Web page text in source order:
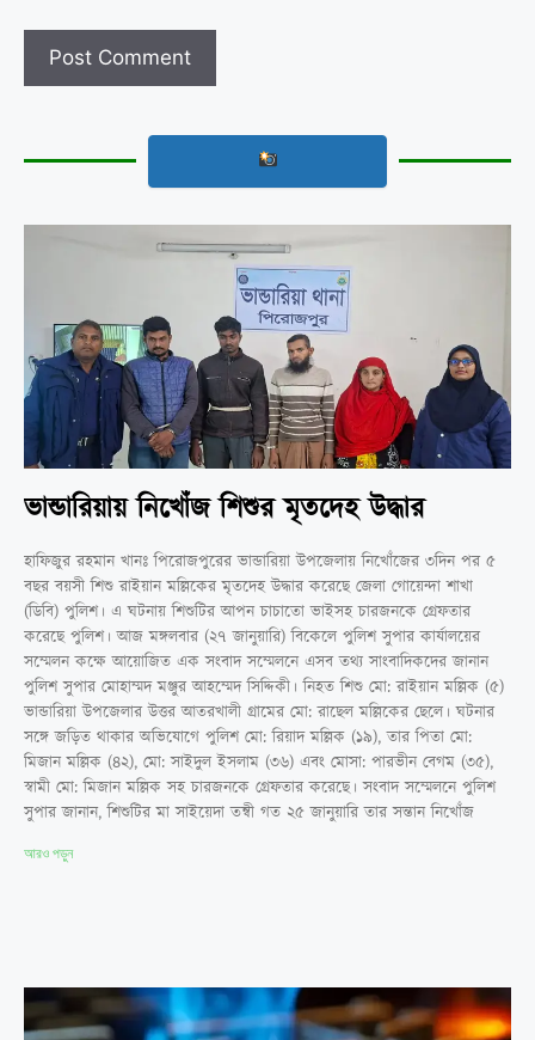
ভান্ডারিয়ায় নিখোঁজ শিশুর মৃতদেহ উদ্ধার
হাফিজুর রহমান খানঃ পিরোজপুরের ভান্ডারিয়া উপজেলায় নিখোঁজের ৩দিন পর ৫
বছর বয়সী শিশু রাইয়ান মল্লিকের মৃতদেহ উদ্ধার করেছে জেলা গোয়েন্দা শাখা
(ডিবি) পুলিশ। এ ঘটনায় শিশুটির আপন চাচাতো ভাইসহ চারজনকে গ্রেফতার
করেছে পুলিশ। আজ মঙ্গলবার (২৭ জানুয়ারি) বিকেলে পুলিশ সুপার কার্যালয়ের
সম্মেলন কক্ষে আয়োজিত এক সংবাদ সম্মেলনে এসব তথ্য সাংবাদিকদের জানান
পুলিশ সুপার মোহাম্মদ মঞ্জুর আহম্মেদ সিদ্দিকী। নিহত শিশু মো: রাইয়ান মল্লিক (৫)
ভান্ডারিয়া উপজেলার উত্তর আতরখালী গ্রামের মো: রাছেল মল্লিকের ছেলে। ঘটনার
সঙ্গে জড়িত থাকার অভিযোগে পুলিশ মো: রিয়াদ মল্লিক (১৯), তার পিতা মো:
মিজান মল্লিক (৪২), মো: সাইদুল ইসলাম (৩৬) এবং মোসা: পারভীন বেগম (৩৫),
স্বামী মো: মিজান মল্লিক সহ চারজনকে গ্রেফতার করেছে। সংবাদ সম্মেলনে পুলিশ
সুপার জানান, শিশুটির মা সাইয়েদা তন্বী গত ২৫ জানুয়ারি তার সন্তান নিখোঁজ
আরও পড়ুন